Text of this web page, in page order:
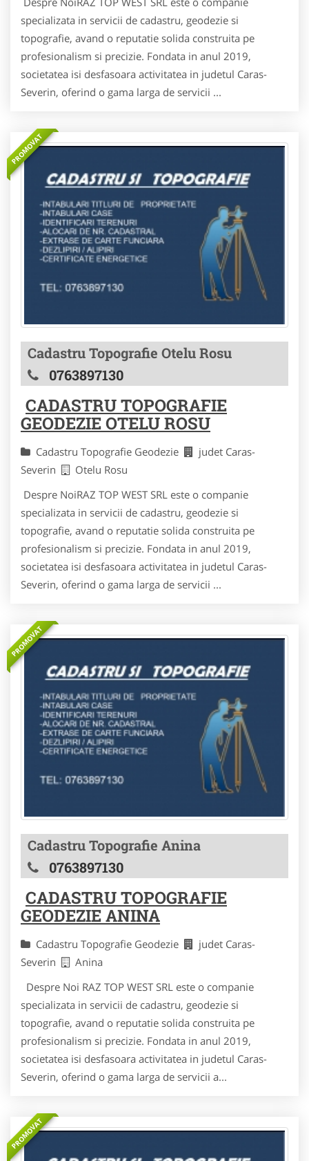
specializata in servicii de cadastru, geodezie si
topografie, avand o reputatie solida construita pe
profesionalism si precizie. Fondata in anul 2019,
societatea isi desfasoara activitatea in judetul Caras-
Severin, oferind o gama larga de servicii ...
PROMOVAT
Cadastru Topografie Otelu Rosu
0763897130
CADASTRU TOPOGRAFIE
GEODEZIE OTELU ROSU
Cadastru Topografie Geodezie
judet Caras-
Severin
Otelu Rosu
Despre NoiRAZ TOP WEST SRL este o companie
specializata in servicii de cadastru, geodezie si
topografie, avand o reputatie solida construita pe
profesionalism si precizie. Fondata in anul 2019,
societatea isi desfasoara activitatea in judetul Caras-
Severin, oferind o gama larga de servicii ...
PROMOVAT
Cadastru Topografie Anina
0763897130
CADASTRU TOPOGRAFIE
GEODEZIE ANINA
Cadastru Topografie Geodezie
judet Caras-
Severin
Anina
Despre Noi RAZ TOP WEST SRL este o companie
specializata in servicii de cadastru, geodezie si
topografie, avand o reputatie solida construita pe
profesionalism si precizie. Fondata in anul 2019,
societatea isi desfasoara activitatea in judetul Caras-
Severin, oferind o gama larga de servicii a...
PROMOVAT